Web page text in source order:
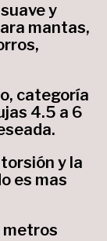
y
mantas,
categoría
4.5 a 6
y la
es mas
metros